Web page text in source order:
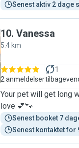
Senest aktiv 2 dage
10. Vanessa
5.4 km
2 anmeldelser
1
Your pet will get long
love 💕🐾
Senest booket 7
Senest kontaktet for